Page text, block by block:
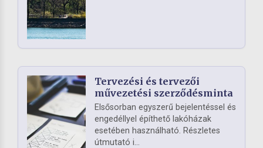
Tervezési és tervezői
művezetési szerződésminta
Elsősorban egyszerű bejelentéssel és
engedéllyel építhető lakóházak
esetében használható. Részletes
útmutató i...